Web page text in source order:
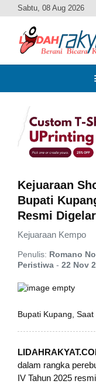
Sabtu, 08 Aug 2026
Kejuaraan
Bupati
Resmi
Kejuaraan Kempo
Penulis: Romano
Peristiwa - 22 Nov
Bupati Kupang,
dalam rangka
IV Tahun 2025